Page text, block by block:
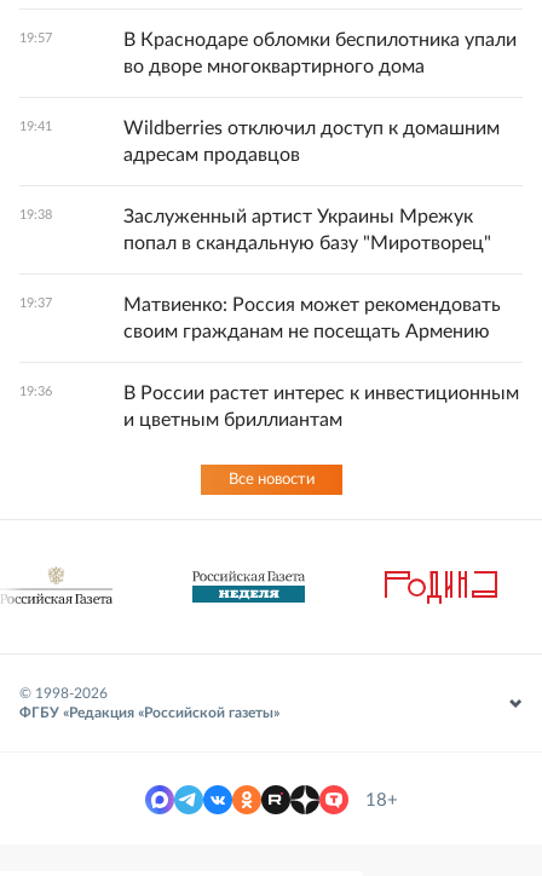
19:57
В Краснодаре обломки беспилотника упали
во дворе многоквартирного дома
19:41
Wildberries отключил доступ к домашним
адресам продавцов
19:38
Заслуженный артист Украины Мрежук
попал в скандальную базу "Миротворец"
19:37
Матвиенко: Россия может рекомендовать
своим гражданам не посещать Армению
19:36
В России растет интерес к инвестиционным
и цветным бриллиантам
Все новости
© 1998-2026
ФГБУ «Редакция «Российской газеты»
18+